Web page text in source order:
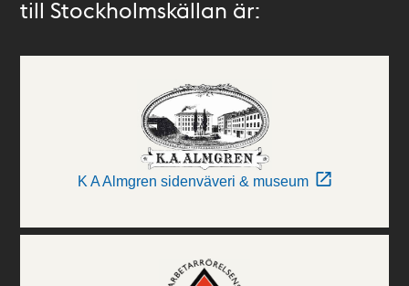
till Stockholmskällan är:
K A Almgren sidenväveri & museum